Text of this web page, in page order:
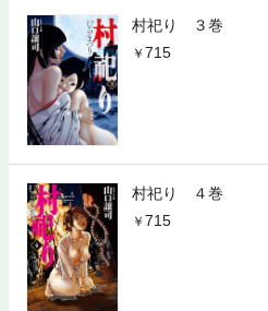
村祀り ３巻
715
村祀り ４巻
715